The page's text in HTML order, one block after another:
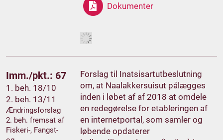
Dokumenter
Imm./pkt.: 67
1. beh. 18/10
2. beh. 13/11
Ændringsforslag
2. beh. fremsat af
Fiskeri-, Fangst-
Forslag til Inatsisartutbeslutning
om, at Naalakkersuisut pålægges
inden i løbet af af 2018 at omdele
en redegørelse for etableringen af
en internetportal, som samler og
løbende opdaterer